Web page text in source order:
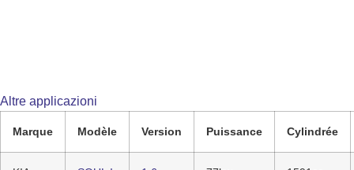
Altre applicazioni
Marque Modèle Version Puissance Cylindrée